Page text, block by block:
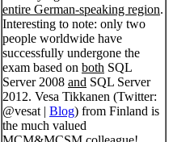
entire German-speaking region.
Interesting to note: only two
people worldwide have
successfully undergone the
exam based on both SQL
Server 2008 and SQL Server
2012. Vesa Tikkanen (Twitter:
@vesat | Blog) from Finland is
the much valued